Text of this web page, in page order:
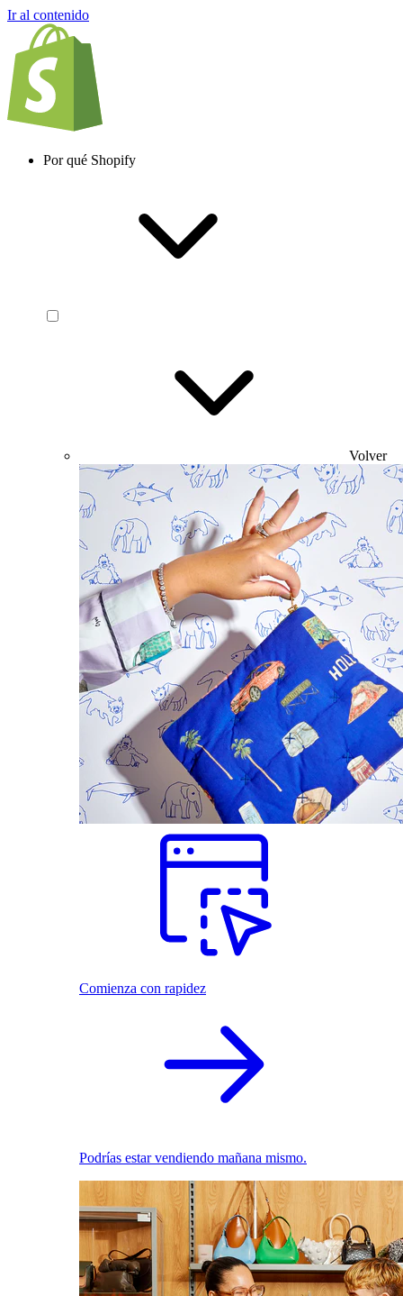
Ir al contenido
Por qué Shopify
Volver
Comienza con rapidez
Podrías estar vendiendo mañana mismo.